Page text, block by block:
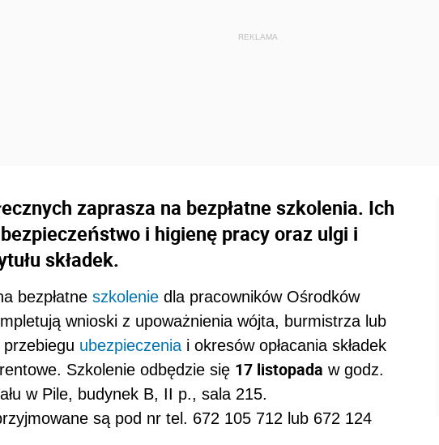
zaprasza na bezpłatne szkolenia. Ich
i higienę pracy oraz ulgi i
składek.
bezpłatne szkolenie dla pracowników Ośrodków
wnioski z upoważnienia wójta, burmistrza lub
ubezpieczenia i okresów opłacania składek
Szkolenie odbędzie się 17 listopada w godz.
w Pile, budynek B, II p., sala 215.
są pod nr tel. 672 105 712 lub 672 124